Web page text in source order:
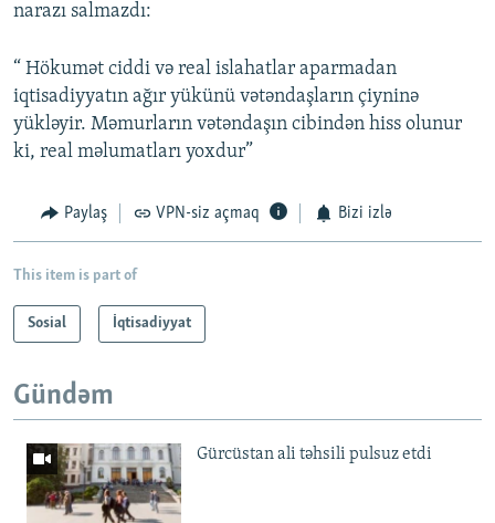
narazı salmazdı:
“ Hökumət ciddi və real islahatlar aparmadan
iqtisadiyyatın ağır yükünü vətəndaşların çiyninə
yükləyir. Məmurların vətəndaşın cibindən hiss olunur
ki, real məlumatları yoxdur”
Paylaş VPN-siz açmaq Bizi izlə
This item is part of
Sosial İqtisadiyyat
Gündəm
Gürcüstan ali təhsili pulsuz etdi